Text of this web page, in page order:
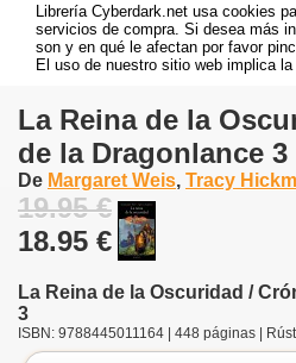
Librería Cyberdark.net usa cookies
servicios de compra. Si desea más
son y en qué le afectan por favor
El uso de nuestro sitio web implica
La Reina de la
de la Dragonlance 3
De Margaret Weis, Tracy
19.95 €
18.95 €
La Reina de la Oscuridad /
3
ISBN: 9788445011164 | 448 páginas |